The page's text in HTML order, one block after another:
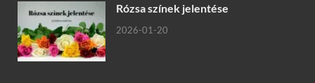
Rózsa színek jelentése
2026-01-20